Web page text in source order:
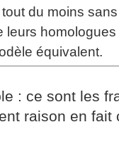
du moins
leurs
équivalent.
: ce sont les
raison en fait